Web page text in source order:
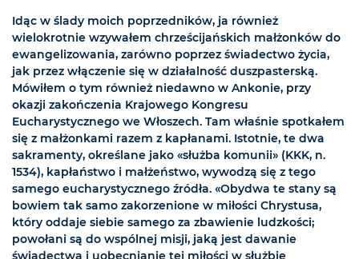
Idąc w ślady moich poprzedników, ja również
wielokrotnie wzywałem chrześcijańskich małżonków do
ewangelizowania, zarówno poprzez świadectwo życia,
jak przez włączenie się w działalność duszpasterską.
Mówiłem o tym również niedawno w Ankonie, przy
okazji zakończenia Krajowego Kongresu
Eucharystycznego we Włoszech. Tam właśnie spotkałem
się z małżonkami razem z kapłanami. Istotnie, te dwa
sakramenty, określane jako «służba komunii» (KKK, n.
1534), kapłaństwo i małżeństwo, wywodzą się z tego
samego eucharystycznego źródła. «Obydwa te stany są
bowiem tak samo zakorzenione w miłości Chrystusa,
który oddaje siebie samego za zbawienie ludzkości;
powołani są do wspólnej misji, jaką jest dawanie
świadectwa i uobecnianie tej miłości w służbie